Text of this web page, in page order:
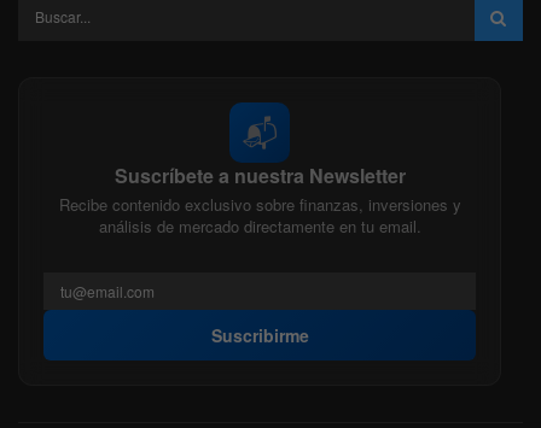
📬
Suscríbete a nuestra Newsletter
Recibe contenido exclusivo sobre finanzas, inversiones y
análisis de mercado directamente en tu email.
Suscribirme